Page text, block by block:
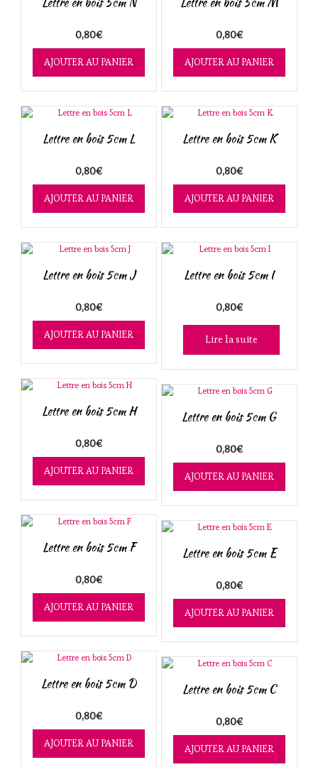
0,80€
AJOUTER AU PANIER
0,80€
AJOUTER AU PANIER
Lettre en bois 5cm L
0,80€
AJOUTER AU PANIER
Lettre en bois 5cm K
0,80€
AJOUTER AU PANIER
Lettre en bois 5cm J
0,80€
AJOUTER AU PANIER
Lettre en bois 5cm I
0,80€
Lire la suite
Lettre en bois 5cm H
0,80€
AJOUTER AU PANIER
Lettre en bois 5cm G
0,80€
AJOUTER AU PANIER
Lettre en bois 5cm F
0,80€
AJOUTER AU PANIER
Lettre en bois 5cm E
0,80€
AJOUTER AU PANIER
Lettre en bois 5cm D
0,80€
AJOUTER AU PANIER
Lettre en bois 5cm C
0,80€
AJOUTER AU PANIER